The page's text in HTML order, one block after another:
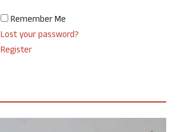
Remember Me
Lost your password?
Register